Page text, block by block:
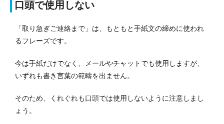
口頭で使用しない
「取り急ぎご連絡まで」は、もともと手紙文の締めに使われ
るフレーズです。
今は手紙だけでなく、メールやチャットでも使用しますが、
いずれも書き言葉の範疇を出ません。
そのため、くれぐれも口頭では使用しないように注意しまし
ょう。